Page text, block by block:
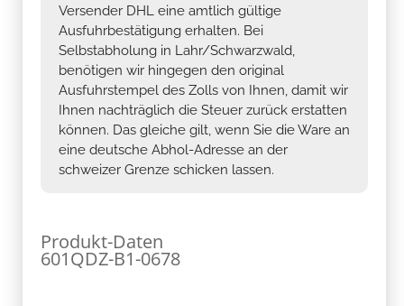
Versender DHL eine amtlich gültige
Ausfuhrbestätigung erhalten. Bei
Selbstabholung in Lahr/Schwarzwald,
benötigen wir hingegen den original
Ausfuhrstempel des Zolls von Ihnen, damit wir
Ihnen nachträglich die Steuer zurück erstatten
können. Das gleiche gilt, wenn Sie die Ware an
eine deutsche Abhol-Adresse an der
schweizer Grenze schicken lassen.
Produkt-Daten
601QDZ-B1-0678